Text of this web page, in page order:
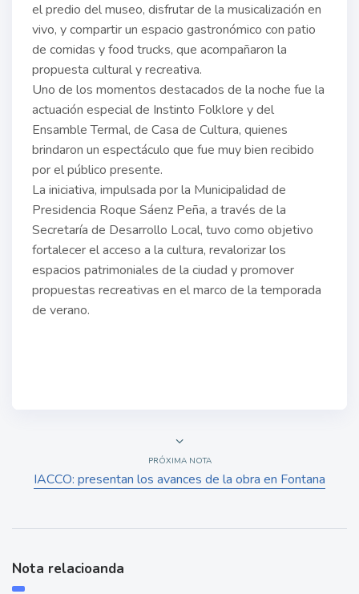
el predio del museo, disfrutar de la musicalización en
vivo, y compartir un espacio gastronómico con patio
de comidas y food trucks, que acompañaron la
propuesta cultural y recreativa.
Uno de los momentos destacados de la noche fue la
actuación especial de Instinto Folklore y del
Ensamble Termal, de Casa de Cultura, quienes
brindaron un espectáculo que fue muy bien recibido
por el público presente.
La iniciativa, impulsada por la Municipalidad de
Presidencia Roque Sáenz Peña, a través de la
Secretaría de Desarrollo Local, tuvo como objetivo
fortalecer el acceso a la cultura, revalorizar los
espacios patrimoniales de la ciudad y promover
propuestas recreativas en el marco de la temporada
de verano.
PRÓXIMA NOTA
IACCO: presentan los avances de la obra en Fontana
Nota relacioanda